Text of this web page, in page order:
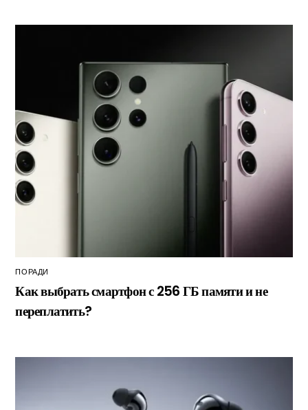
ПОРАДИ
Как выбрать смартфон с 256 ГБ памяти и не
переплатить?